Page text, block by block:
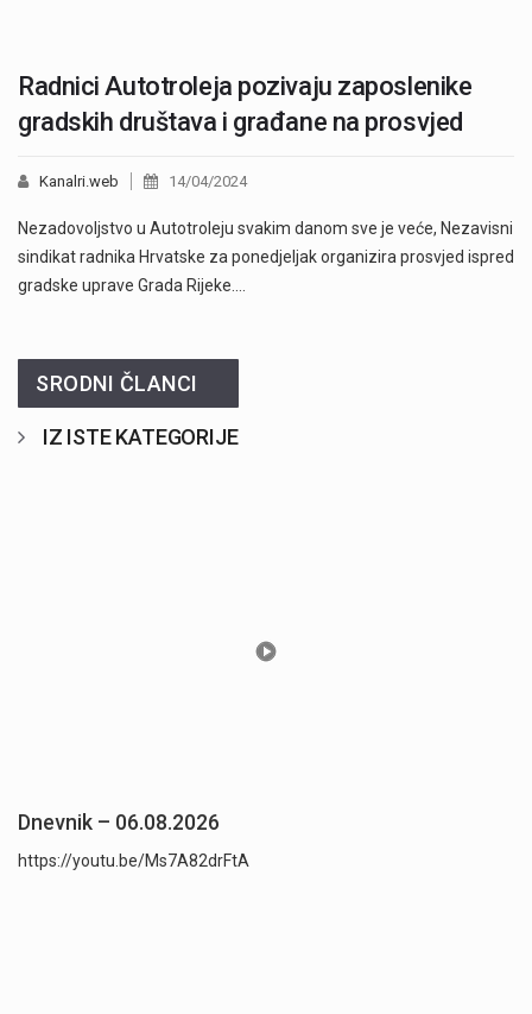
Radnici Autotroleja pozivaju zaposlenike
gradskih društava i građane na prosvjed
Kanalri.web 14/04/2024
Nezadovoljstvo u Autotroleju svakim danom sve je veće, Nezavisni
sindikat radnika Hrvatske za ponedjeljak organizira prosvjed ispred
gradske uprave Grada Rijeke.…
SRODNI ČLANCI
IZ ISTE KATEGORIJE
Dnevnik – 06.08.2026
https://youtu.be/Ms7A82drFtA